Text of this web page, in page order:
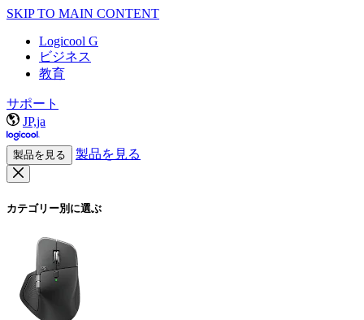
SKIP TO MAIN CONTENT
Logicool G
ビジネス
教育
サポート
JP,ja
製品を見る 製品を見る
カテゴリー別に選ぶ